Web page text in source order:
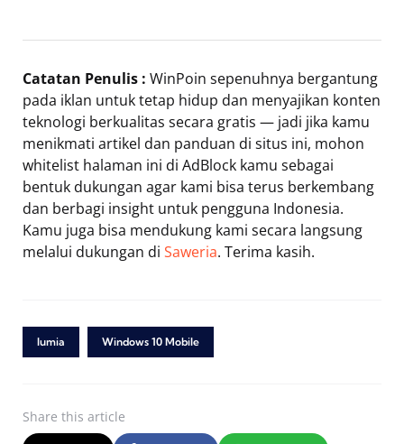
Catatan Penulis : WinPoin sepenuhnya bergantung
pada iklan untuk tetap hidup dan menyajikan konten
teknologi berkualitas secara gratis — jadi jika kamu
menikmati artikel dan panduan di situs ini, mohon
whitelist halaman ini di AdBlock kamu sebagai
bentuk dukungan agar kami bisa terus berkembang
dan berbagi insight untuk pengguna Indonesia.
Kamu juga bisa mendukung kami secara langsung
melalui dukungan di Saweria. Terima kasih.
lumia Windows 10 Mobile
Share this article